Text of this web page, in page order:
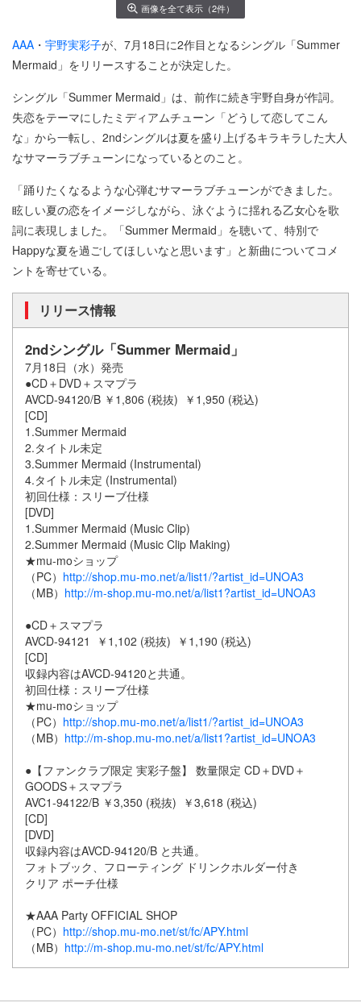
画像を全て表示（2件）
AAA ・ 宇野実彩子が、7月18日に2作目となるシングル「Summer
Mermaid」をリリースすることが決定した。
シングル「Summer Mermaid」は、前作に続き宇野自身が作詞。
失恋をテーマにしたミディアムチューン「どうして恋してこん
な」から一転し、2ndシングルは夏を盛り上げるキラキラした大人
なサマーラブチューンになっているとのこと。
「踊りたくなるような心弾むサマーラブチューンができました。
眩しい夏の恋をイメージしながら、泳ぐように揺れる乙女心を歌
詞に表現しました。「Summer Mermaid」を聴いて、特別で
Happyな夏を過ごしてほしいなと思います」と新曲についてコメ
ントを寄せている。
リリース情報
2ndシングル「Summer Mermaid」
7月18日（水）発売
●CD＋DVD＋スマプラ
AVCD-94120/B ￥1,806 (税抜) ￥1,950 (税込)
[CD]
1.Summer Mermaid
2.タイトル未定
3.Summer Mermaid (Instrumental)
4.タイトル未定 (Instrumental)
初回仕様：スリーブ仕様
[DVD]
1.Summer Mermaid (Music Clip)
2.Summer Mermaid (Music Clip Making)
★mu-moショップ
（PC） http://shop.mu-mo.net/a/list1/?artist_id=UNOA3
（MB） http://m-shop.mu-mo.net/a/list1?artist_id=UNOA3
●CD＋スマプラ
AVCD-94121 ￥1,102 (税抜) ￥1,190 (税込)
[CD]
収録内容はAVCD-94120と共通。
初回仕様：スリーブ仕様
★mu-moショップ
（PC） http://shop.mu-mo.net/a/list1/?artist_id=UNOA3
（MB） http://m-shop.mu-mo.net/a/list1?artist_id=UNOA3
●【ファンクラブ限定 実彩子盤】 数量限定 CD＋DVD＋
GOODS＋スマプラ
AVC1-94122/B ￥3,350 (税抜) ￥3,618 (税込)
[CD]
[DVD]
収録内容はAVCD-94120/B と共通。
フォトブック、フローティング ドリンクホルダー付き
クリア ポーチ仕様
★AAA Party OFFICIAL SHOP
（PC） http://shop.mu-mo.net/st/fc/APY.html
（MB） http://m-shop.mu-mo.net/st/fc/APY.html